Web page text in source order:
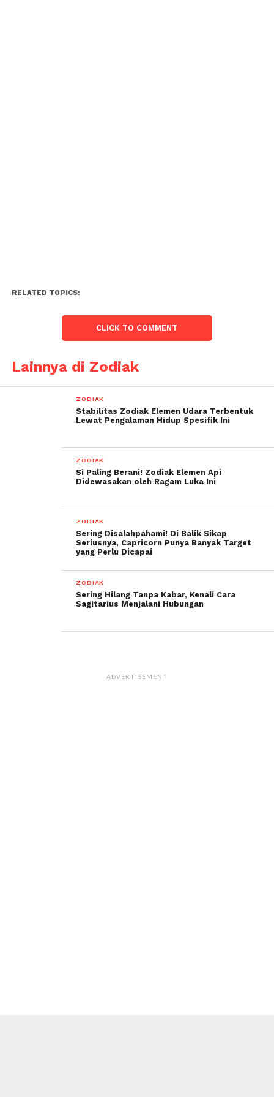
RELATED TOPICS:
CLICK TO COMMENT
Lainnya di Zodiak
ZODIAK
Stabilitas Zodiak Elemen Udara Terbentuk
Lewat Pengalaman Hidup Spesifik Ini
ZODIAK
Si Paling Berani! Zodiak Elemen Api
Didewasakan oleh Ragam Luka Ini
ZODIAK
Sering Disalahpahami! Di Balik Sikap
Seriusnya, Capricorn Punya Banyak Target
yang Perlu Dicapai
ZODIAK
Sering Hilang Tanpa Kabar, Kenali Cara
Sagitarius Menjalani Hubungan
ADVERTISEMENT